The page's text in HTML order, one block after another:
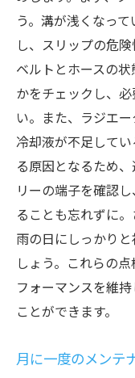
う。溝が浅くなっ
し、スリップの危
ベルトとホースの
かをチェックし、
い。また、ラジエ
冷却液が不足して
る原因となるため
リーの端子を確認
ることも忘れずに
雨の日にしっかり
しょう。これらの
フォーマンスを維
ことができます。
月に一度のメンテ